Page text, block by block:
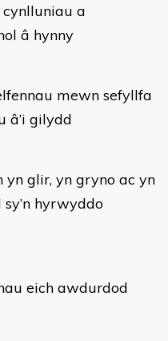
a
â hynny
mewn sefyllfa
â’i gilydd
glir, yn gryno ac yn
hyrwyddo
eich awdurdod